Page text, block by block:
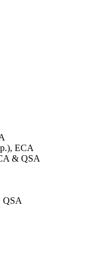
ECA
& QSA
QSA